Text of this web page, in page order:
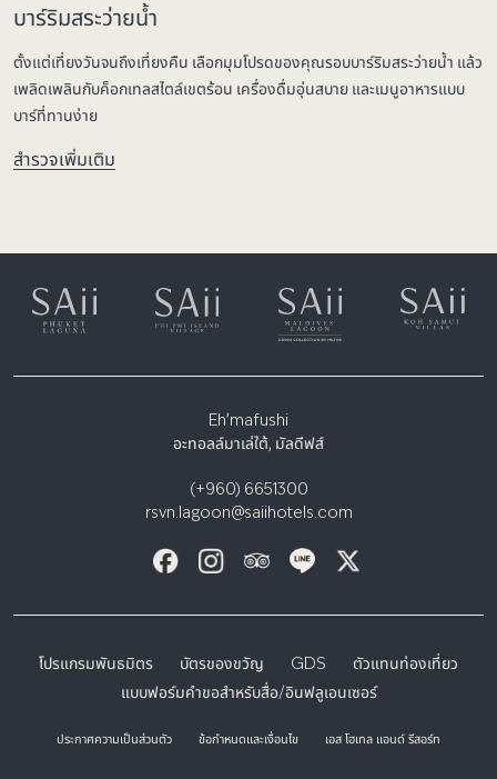
บาร์ริมสระว่ายน้ำ
ตั้งแต่เที่ยงวันจนถึงเที่ยงคืน เลือกมุมโปรดของคุณรอบบาร์ริมสระว่ายน้ำ แล้ว
เพลิดเพลินกับค็อกเทลสไตล์เขตร้อน เครื่องดื่มอุ่นสบาย และเมนูอาหารแบบ
บาร์ที่ทานง่าย
สำรวจเพิ่มเติม
Eh’mafushi
อะทอลล์มาเล่ใต้, มัลดีฟส์
(+960) 6651300
rsvn.lagoon@saiihotels.com
โปรแกรมพันธมิตร บัตรของขวัญ GDS
ตัวแทนท่องเที่ยว
แบบฟอร์มคำขอสำหรับสื่อ/อินฟลูเอนเซอร์
ประกาศความเป็นส่วนตัว ข้อกำหนดและเงื่อนไข เอส โฮเทล แอนด์ รีสอร์ท